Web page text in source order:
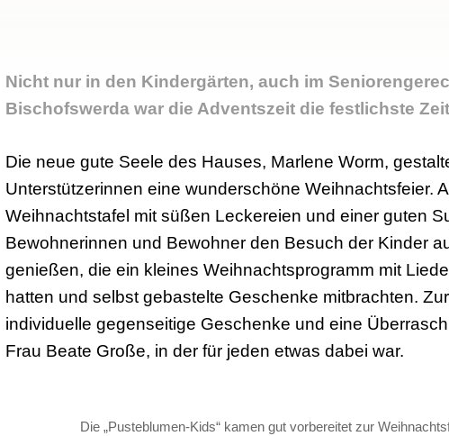
Nicht nur in den Kindergärten, auch im
Bischofswerda war die Adventszeit die festlichste
Die neue gute Seele des Hauses, Marlene Worm,
Unterstützerinnen eine wunderschöne Weihnachtsfeier.
Weihnachtstafel mit süßen Leckereien und einer guten
Bewohnerinnen und Bewohner den Besuch der Kinder
genießen, die ein kleines Weihnachtsprogramm mit
hatten und selbst gebastelte Geschenke mitbrachten.
individuelle gegenseitige Geschenke und eine
Frau Beate Große, in der für jeden etwas dabei war.
Die „Pusteblumen-Kids“ kamen gut vorbereitet zur